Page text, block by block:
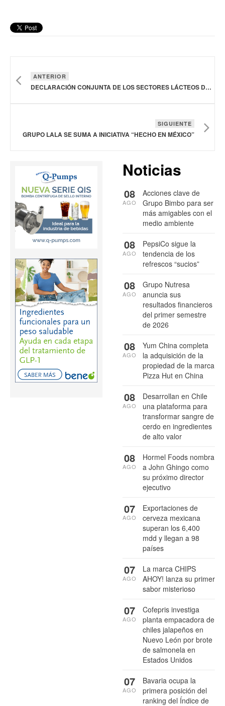
ANTERIOR
DECLARACIÓN CONJUNTA DE LOS SECTORES LÁCTEOS DE ESTADOS UNIDOS Y MÉXICO SOBRE SU SÉPTIMA CUMBRE ANUAL
SIGUIENTE
GRUPO LALA SE SUMA A INICIATIVA “HECHO EN MÉXICO”
Noticias
Acciones clave de
Grupo Bimbo para ser
más amigables con el
medio ambiente
08
AGO
PepsiCo sigue la
tendencia de los
refrescos “sucios”
08
AGO
Grupo Nutresa
anuncia sus
resultados financieros
del primer semestre
de 2026
08
AGO
Yum China completa
la adquisición de la
propiedad de la marca
Pizza Hut en China
08
AGO
Desarrollan en Chile
una plataforma para
transformar sangre de
cerdo en ingredientes
de alto valor
08
AGO
Hormel Foods nombra
a John Ghingo como
su próximo director
ejecutivo
08
AGO
Exportaciones de
cerveza mexicana
superan los 6,400
mdd y llegan a 98
países
07
AGO
La marca CHIPS
AHOY! lanza su primer
sabor misterioso
07
AGO
Cofepris investiga
planta empacadora de
chiles jalapeños en
Nuevo León por brote
de salmonela en
Estados Unidos
07
AGO
Bavaria ocupa la
primera posición del
ranking del Índice de
07
AGO